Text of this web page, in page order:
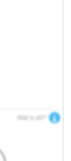
Wat is dit?